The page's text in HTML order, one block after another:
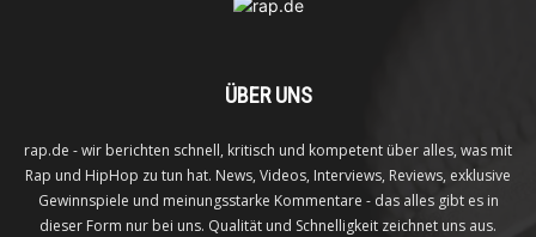
ÜBER UNS
rap.de - wir berichten schnell, kritisch und kompetent über alles, was mit
Rap und HipHop zu tun hat. News, Videos, Interviews, Reviews, exklusive
Gewinnspiele und meinungsstarke Kommentare - das alles gibt es in
dieser Form nur bei uns. Qualität und Schnelligkeit zeichnet uns aus.